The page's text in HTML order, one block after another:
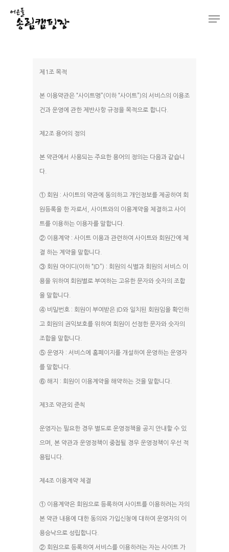
제1조 목적
본 이용약관은 “사이트명”(이하 “사이트”)의 서비스의 이용조
건과 운영에 관한 제반사항 규정을 목적으로 합니다.
제2조 용어의 정의
본 약관에서 사용되는 주요한 용어의 정의는 다음과 같습니
다.
① 회원 : 사이트의 약관에 동의하고 개인정보를 제공하여 회
원등록을 한 자로서, 사이트와의 이용계약을 체결하고 사이
트를 이용하는 이용자를 말합니다.
② 이용계약 : 사이트 이용과 관련하여 사이트와 회원간에 체
결 하는 계약을 말합니다.
③ 회원 아이디(이하 “ID”) : 회원의 식별과 회원의 서비스 이
용을 위하여 회원별로 부여하는 고유한 문자와 숫자의 조합
을 말합니다.
④ 비밀번호 : 회원이 부여받은 ID와 일치된 회원임을 확인하
고 회원의 권익보호를 위하여 회원이 선정한 문자와 숫자의
조합을 말합니다.
⑤ 운영자 : 서비스에 홈페이지를 개설하여 운영하는 운영자
를 말합니다.
⑥ 해지 : 회원이 이용계약을 해약하는 것을 말합니다.
제3조 약관외 준칙
운영자는 필요한 경우 별도로 운영정책을 공지 안내할 수 있
으며, 본 약관과 운영정책이 중첩될 경우 운영정책이 우선 적
용됩니다.
제4조 이용계약 체결
① 이용계약은 회원으로 등록하여 사이트를 이용하려는 자의
본 약관 내용에 대한 동의와 가입신청에 대하여 운영자의 이
용승낙으로 성립합니다.
② 회원으로 등록하여 서비스를 이용하려는 자는 사이트 가